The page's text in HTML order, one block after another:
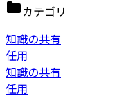
カテゴリ
知識の共有
任用
知識の共有
任用